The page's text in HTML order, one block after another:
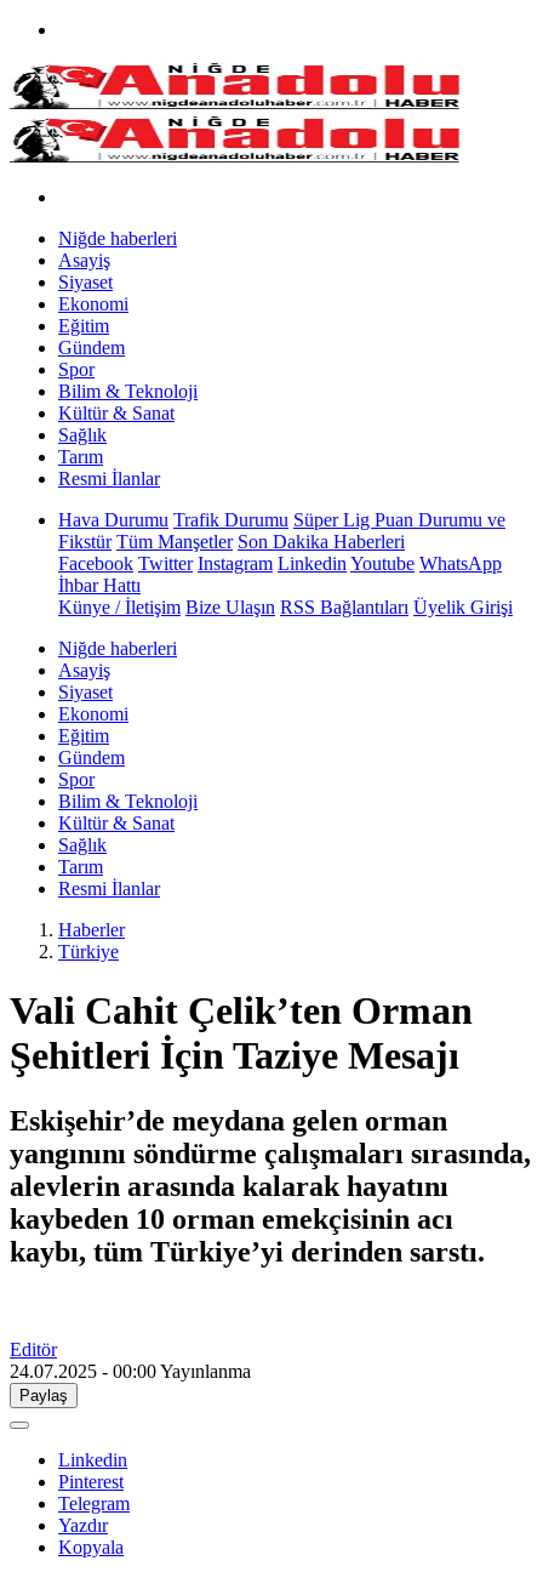
Niğde haberleri
Asayiş
Siyaset
Ekonomi
Eğitim
Gündem
Spor
Bilim & Teknoloji
Kültür & Sanat
Sağlık
Tarım
Resmi İlanlar
Hava Durumu Trafik Durumu Süper Lig Puan Durumu ve
Fikstür Tüm Manşetler Son Dakika Haberleri
Facebook Twitter Instagram Linkedin Youtube WhatsApp
İhbar Hattı
Künye / İletişim Bize Ulaşın RSS Bağlantıları Üyelik Girişi
Niğde haberleri
Asayiş
Siyaset
Ekonomi
Eğitim
Gündem
Spor
Bilim & Teknoloji
Kültür & Sanat
Sağlık
Tarım
Resmi İlanlar
Haberler
Türkiye
Vali Cahit Çelik’ten Orman
Şehitleri İçin Taziye Mesajı
Eskişehir’de meydana gelen orman
yangınını söndürme çalışmaları sırasında,
alevlerin arasında kalarak hayatını
kaybeden 10 orman emekçisinin acı
kaybı, tüm Türkiye’yi derinden sarstı.
Editör
24.07.2025 - 00:00Yayınlanma
Paylaş
Linkedin
Pinterest
Telegram
Yazdır
Kopyala